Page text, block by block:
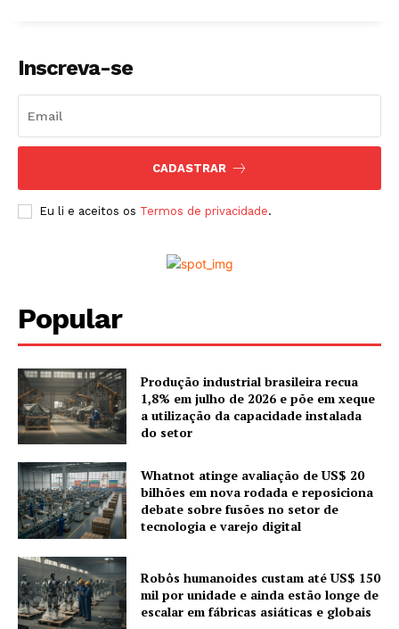
Inscreva-se
CADASTRAR
Eu li e aceitos os Termos de privacidade.
Popular
Produção industrial brasileira recua
1,8% em julho de 2026 e põe em xeque
a utilização da capacidade instalada
do setor
Whatnot atinge avaliação de US$ 20
bilhões em nova rodada e reposiciona
debate sobre fusões no setor de
tecnologia e varejo digital
Robôs humanoides custam até US$ 150
mil por unidade e ainda estão longe de
escalar em fábricas asiáticas e globais